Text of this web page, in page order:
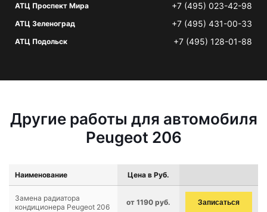
АТЦ Проспект Мира +7 (495) 023-42-98
АТЦ Зеленоград +7 (495) 431-00-33
АТЦ Подольск +7 (495) 128-01-88
Другие работы для автомобиля
Peugeot 206
Наименование Цена в Руб.
Замена радиатора
кондиционера Peugeot 206
от 1190 руб. Записаться